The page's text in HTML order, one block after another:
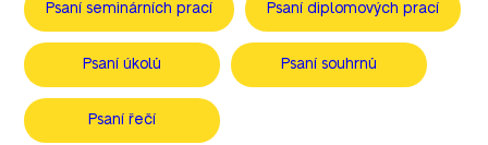
Psaní seminárních prací Psaní diplomových prací
Psaní úkolů Psaní souhrnů
Psaní řečí